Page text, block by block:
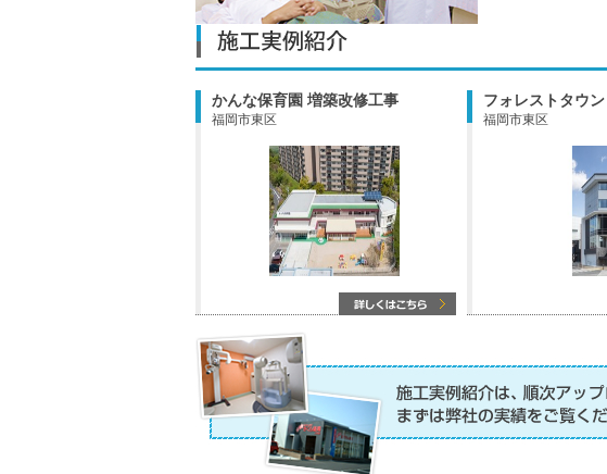
かんな保育園 増築改修工事
福岡市東区
フォレストタウ
福岡市東区